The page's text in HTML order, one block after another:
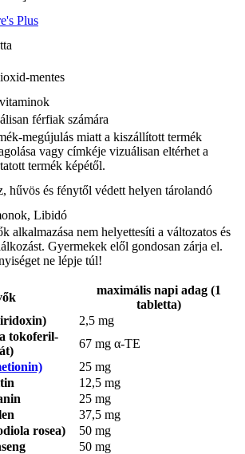
Plus
mentes
férfiak számára
megújulás miatt a kiszállított termék
vagy címkéje vizuálisan eltérhet a
termék képétől.
hűvös és fénytől védett helyen tárolandó
Libidó
alkalmazása nem helyettesíti a változatos és
Gyermekek elől gondosan zárja el.
ne lépje túl!
maximális napi adag (1
tabletta)
2,5 mg
tokoferil-
67 mg α-TE
25 mg
12,5 mg
25 mg
37,5 mg
rosea)
50 mg
50 mg